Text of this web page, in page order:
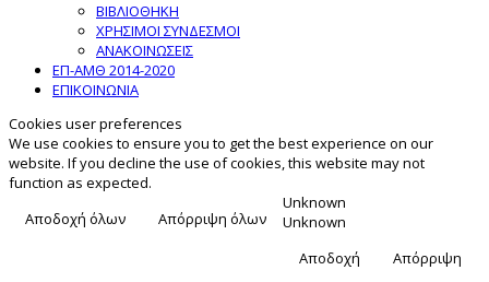
ΒΙΒΛΙΟΘΗΚΗ
ΧΡΗΣΙΜΟΙ ΣΥΝΔΕΣΜΟΙ
ΑΝΑΚΟΙΝΩΣΕΙΣ
ΕΠ-ΑΜΘ 2014-2020
ΕΠΙΚΟΙΝΩΝΙΑ
Cookies user preferences
We use cookies to ensure you to get the best experience on our
website. If you decline the use of cookies, this website may not
function as expected.
Αποδοχή όλων
Απόρριψη όλων
Unknown
Unknown
Αποδοχή
Απόρριψη